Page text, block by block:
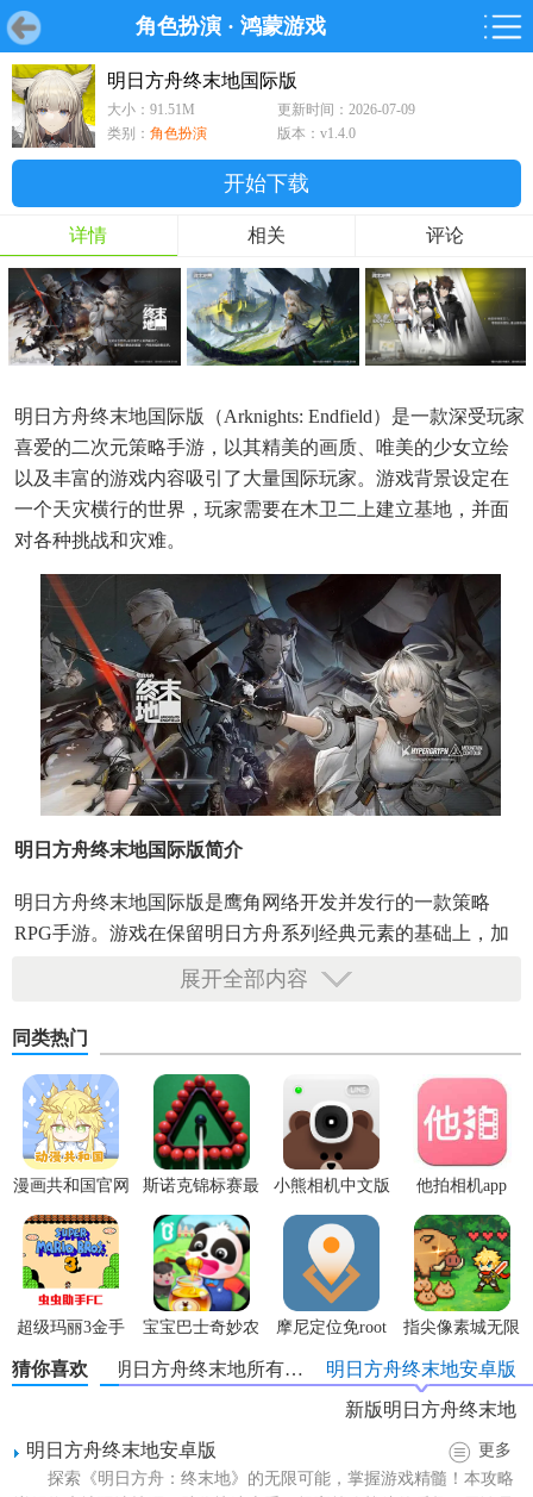
角色扮演 · 鸿蒙游戏
首页 游戏 软件 鸿蒙游戏
首页 游戏 软件 鸿蒙
游戏
鸿蒙
软件
专题
明日方舟终末地国际版
大小：91.51M
更新时间：2026-07-09
类别： 角色扮演 版本：v1.4.0
开始下载
详情 相关 评论
明日方舟终末地国际版（Arknights: Endfield）是一款深受玩家
喜爱的二次元策略手游，以其精美的画质、唯美的少女立绘
以及丰富的游戏内容吸引了大量国际玩家。游戏背景设定在
一个天灾横行的世界，玩家需要在木卫二上建立基地，并面
对各种挑战和灾难。
明日方舟终末地国际版简介
明日方舟终末地国际版是鹰角网络开发并发行的一款策略
RPG手游。游戏在保留明日方舟系列经典元素的基础上，加
入了全新的3D即时策略玩法和工业生产与流水线规划的特色
内容。玩家将扮演一名指挥官，带领自己的小队在木卫二上
探索、战斗和建设。
明日方舟终末地国际版技巧
1. 角色选择：游戏初期，玩家需要谨慎选择并培养自己的角
色。建议关注那些前期更容易培养且作用广泛的角色，如具
备群体攻击或范围防御能力的干员。
2. 资源管理：合理使用游戏内的资源，如经验卡、技能材料
等。优先提升主力输出和核心防御角色的等级，避免资源分
散。
持阵容的多样化以应对各种敌人。可以参考游戏中的“天梯
图”或排行榜上顶级玩家的阵容进行搭配。
4. 自动作战：在通过某个关卡并达到一定条件后，可以开
启“自动作战”功能，提高刷图效率。
展开全部内容
同类热门
漫画共和国官网
正版
斯诺克锦标赛最
新版
小熊相机中文版 他拍相机app
超级玛丽3金手
指版
宝宝巴士奇妙农
场最新版
摩尼定位免root
指尖像素城无限
代金券版
猜你喜欢 明日方舟终末地安卓版
明日方舟终末地所有版本
新版明日方舟终末地
明日方舟终末地安卓版
更多
探索《明日方舟：终末地》的无限可能，掌握游戏精髓！本攻略